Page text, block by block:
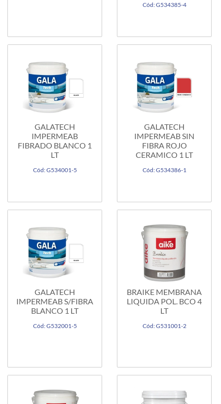
Cód: G534385-4
GALATECH
IMPERMEAB
FIBRADO BLANCO 1
LT
Cód: G534001-5
GALATECH
IMPERMEAB SIN
FIBRA ROJO
CERAMICO 1 LT
Cód: G534386-1
GALATECH
IMPERMEAB S/FIBRA
BLANCO 1 LT
Cód: G532001-5
BRAIKE MEMBRANA
LIQUIDA POL. BCO 4
LT
Cód: G531001-2